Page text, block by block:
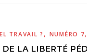
TRAVAIL ? , NUMÉRO 7
LA LIBERTÉ